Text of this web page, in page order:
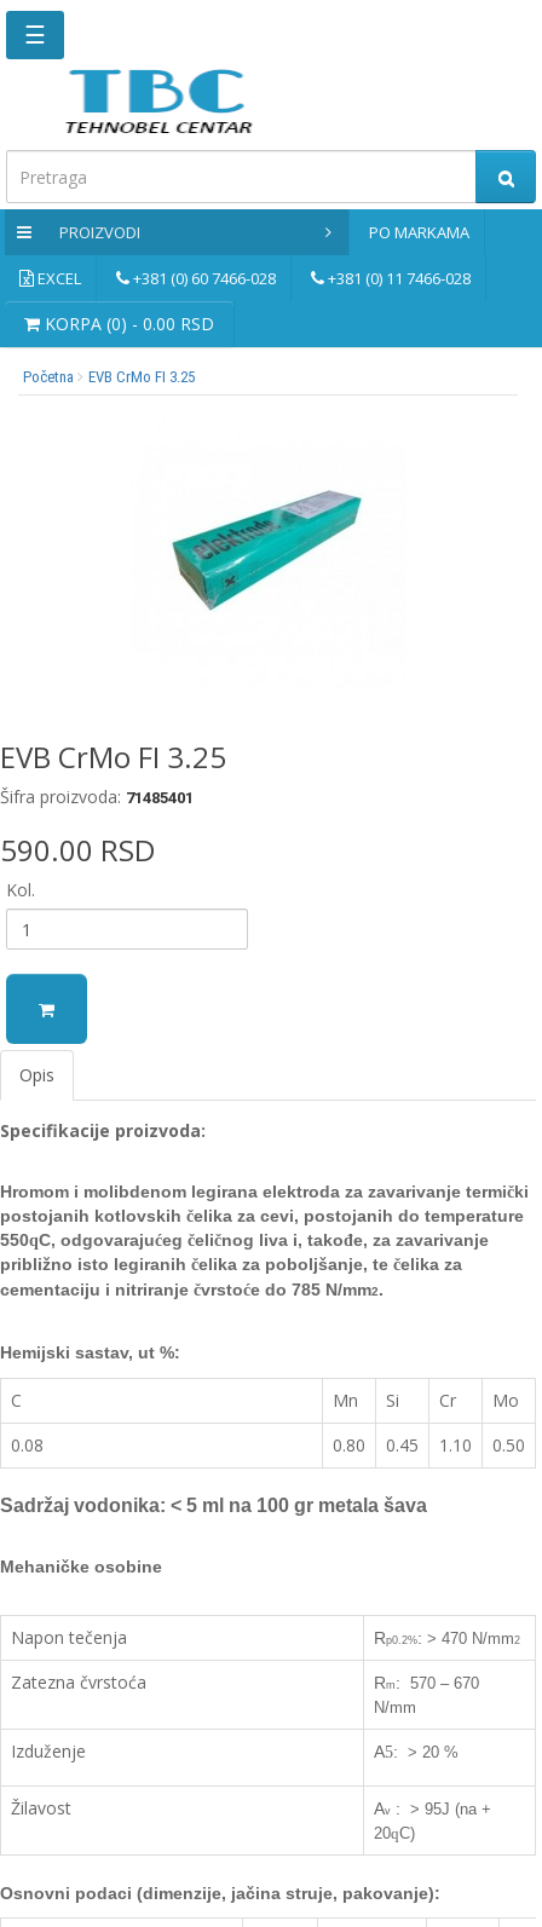
Glavna
Kontaktirajte
nas
Po
markama
PROIZVODI
Bernardo
za
Alati
i
radionica
☰
PROIZVODI PO MARKAMA
EXCEL +381 (0) 60 7466-028 +381 (0) 11 7466-028
KORPA (0) - 0.00 RSD
Početna EVB CrMo FI 3.25
EVB CrMo FI 3.25
Šifra proizvoda: 71485401
590.00 RSD
Kol.
Opis
Specifikacije proizvoda:
Hromom i molibdenom legirana elektroda za zavarivanje termički
postojanih kotlovskih čelika za cevi, postojanih do temperature
550qC, odgovarajućeg čeličnog liva i, takođe, za zavarivanje
približno isto legiranih čelika za poboljšanje, te čelika za
cementaciju i nitriranje čvrstoće do 785 N/mm2.
Hemijski sastav, ut %:
C Mn Si Cr
Mo
0.08
0.80 0.45 1.10 0.50
Sadržaj vodonika: < 5 ml na 100 gr metala šava
Mehaničke osobine
Napon tečenja Rp0.2%: > 470 N/mm2
Zatezna čvrstoća Rm: 570 – 670
N/mm
Izduženje A5: > 20 %
Žilavost Av : > 95J (na +
20qC)
Osnovni podaci (dimenzije, jačina struje, pakovanje):